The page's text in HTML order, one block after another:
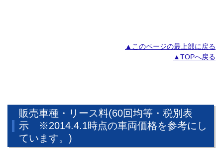
▲このページの最上部に戻る
▲TOPへ戻る
販売車種・リース料(60回均等・税別表
示 ※2014.4.1時点の車両価格を参考にし
ています。)